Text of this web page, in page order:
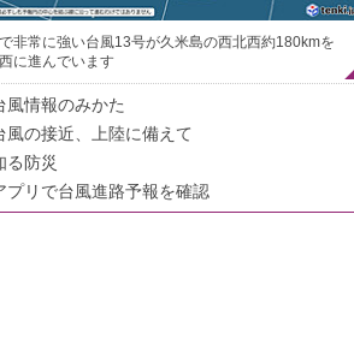
非常に強い台風13号が久米島の西北西約180kmを
に進んでいます
風情報のみかた
風の接近、上陸に備えて
る防災
プリで台風進路予報を確認